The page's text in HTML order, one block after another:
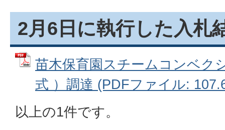
2月6日に執行した入札
苗木保育園スチームコンベク
式 ）調達 (PDFファイル:
以上の1件です。